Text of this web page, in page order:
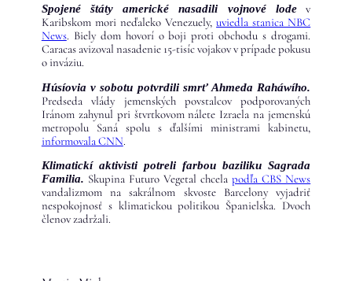
Spojené štáty americké nasadili vojnové lodev
Karibskom mori neďaleko Venezuely,uviedla stanica NBC
News. Biely dom hovorí o boji proti obchodu s drogami.
Caracas avizoval nasadenie 15-tisíc vojakov v prípade pokusu
o inváziu.
Húsíovia v sobotu potvrdili smrť Ahmeda Raháwího.
Predseda vlády jemenských povstalcov podporovaných
Iránom zahynul pri štvrtkovom nálete Izraela na jemenskú
metropolu Saná spolu s ďalšími ministrami kabinetu,
informovala CNN
Klimatickí aktivisti potreli farbou baziliku Sagrada
Familia. Skupina Futuro Vegetal chcelapodľa CBS News
vandalizmom na sakrálnom skvoste Barcelony vyjadriť
nespokojnosť s klimatickou politikou Španielska. Dvoch
členov zadržali.